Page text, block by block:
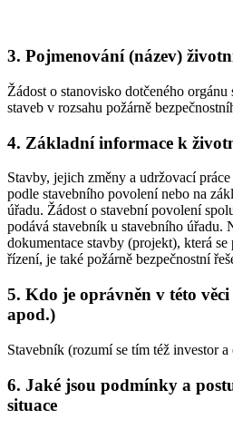
3. Pojmenování (název)
Žádost o stanovisko dotčeného
staveb v rozsahu požárně
4. Základní informace k
Stavby, jejich změny a udržovací
podle stavebního povolení nebo na
úřadu. Žádost o stavební povolení
podává stavebník u stavebního úřadu.
dokumentace stavby (projekt), která se
řízení, je také požárně bezpečnostní
5. Kdo je oprávněn v této
apod.)
Stavebník (rozumí se tím též investor a
6. Jaké jsou podmínky a
situace